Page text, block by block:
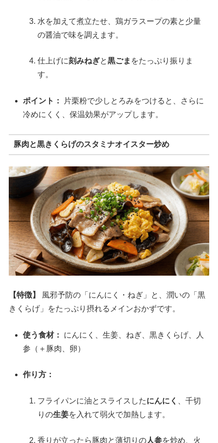
水を加えて煮立たせ、鶏ガラスープの素と少量
の醤油で味を調えます。
仕上げに刻みねぎと黒ごま をたっぷり振りま
す。
ポイント：
片栗粉で少しとろみをつけると、さらに
冷めにくく、保温効果がアップします。
豚肉と黒きくらげのスタミナオイスター炒め
【特徴】
風邪予防の「にんにく・ねぎ」と、潤いの「黒
きくらげ」をたっぷり摂れるメインおかずです。
使う食材：
にんにく、生姜、ねぎ、黒きくらげ、人
参（＋豚肉、卵）
作り方：
フライパンに油とスライスしたにんにく
、千切
りの生姜を入れて弱火で加熱します。
香りが立ったら豚肉と薄切りの人参を炒め、火